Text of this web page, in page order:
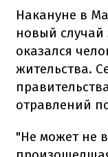
Накануне в
новый случай
оказался
жительства.
отравлений
"Не может не